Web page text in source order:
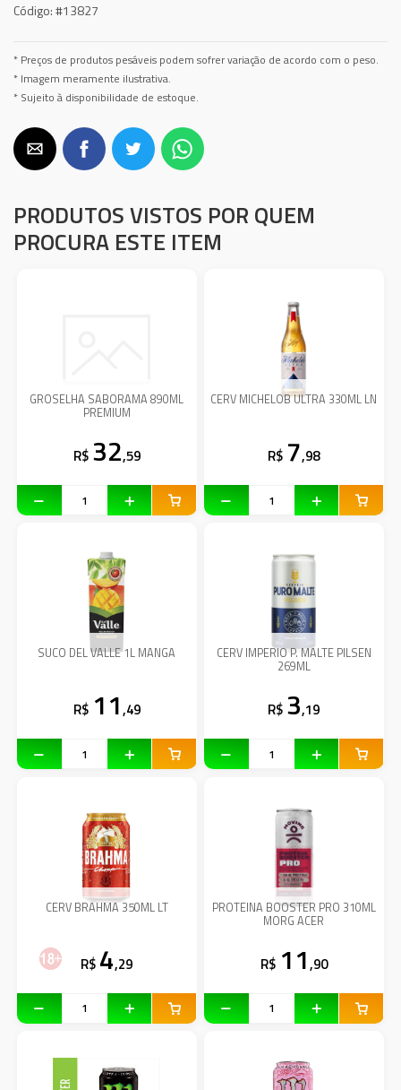
Código:#13827
* Preços de produtos pesáveis podem sofrer variação de acordo com o peso.
* Imagem meramente ilustrativa.
* Sujeito à disponibilidade de estoque.
PRODUTOS VISTOS POR QUEM
PROCURA ESTE ITEM
GROSELHA SABORAMA 890ML
PREMIUM
R$ 32,59
CERV MICHELOB ULTRA 330ML LN
R$ 7,98
SUCO DEL VALLE 1L MANGA
R$ 11,49
CERV IMPERIO P. MALTE PILSEN
269ML
R$ 3,19
CERV BRAHMA 350ML LT
R$ 4,29
PROTEINA BOOSTER PRO 310ML
MORG ACER
R$ 11,90